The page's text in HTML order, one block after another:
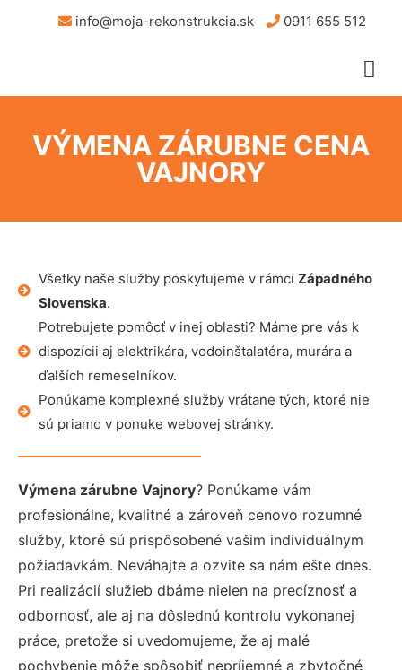
info@moja-rekonstrukcia.sk 0911 655 512
VÝMENA ZÁRUBNE CENA
VAJNORY
Všetky naše služby poskytujeme v rámci Západného
Slovenska.
Potrebujete pomôcť v inej oblasti? Máme pre vás k
dispozícii aj elektrikára, vodoinštalatéra, murára a
ďalších remeselníkov.
Ponúkame komplexné služby vrátane tých, ktoré nie
sú priamo v ponuke webovej stránky.
Výmena zárubne Vajnory? Ponúkame vám
profesionálne, kvalitné a zároveň cenovo rozumné
služby, ktoré sú prispôsobené vašim individuálnym
požiadavkám. Neváhajte a ozvite sa nám ešte dnes.
Pri realizácií služieb dbáme nielen na precíznosť a
odbornosť, ale aj na dôslednú kontrolu vykonanej
práce, pretože si uvedomujeme, že aj malé
pochybenie môže spôsobiť nepríjemné a zbytočné